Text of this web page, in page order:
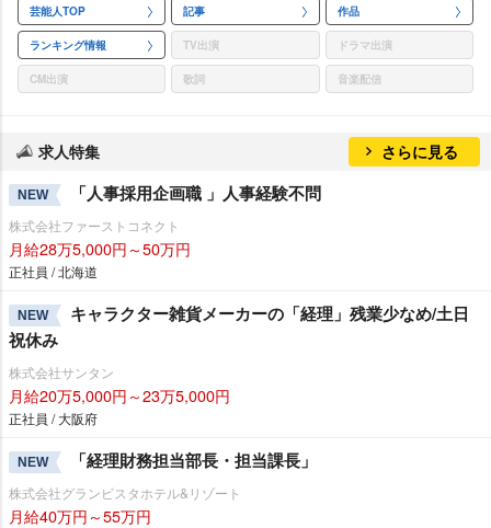
芸能人TOP 記事 作品
ランキング情報 TV出演 ドラマ出演
CM出演 歌詞 音楽配信
求人特集 さらに見る
NEW 「人事採用企画職 」人事経験不問
株式会社ファーストコネクト
月給28万5,000円～50万円
正社員 / 北海道
NEW
キャラクター雑貨メーカーの「経理」残業少なめ/土日
祝休み
株式会社サンタン
月給20万5,000円～23万5,000円
正社員 / 大阪府
NEW 「経理財務担当部長・担当課長」
株式会社グランビスタホテル&リゾート
月給40万円～55万円